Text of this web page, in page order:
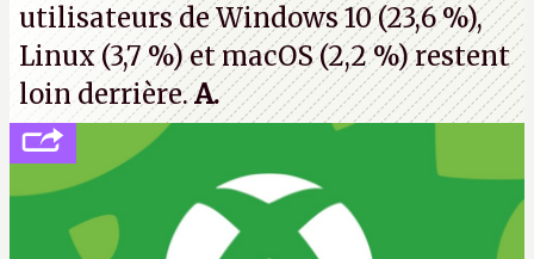
utilisateurs de Windows 10 (23,6 %),
Linux (3,7 %) et macOS (2,2 %) restent
loin derrière.A.